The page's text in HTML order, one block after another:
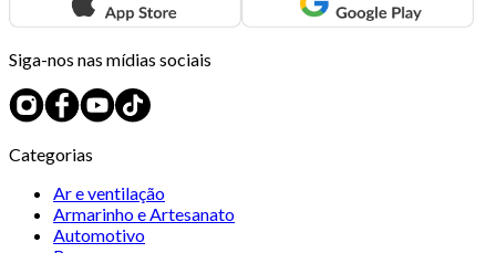
Siga-nos nas mídias sociais
Categorias
Ar e ventilação
Armarinho e Artesanato
Automotivo